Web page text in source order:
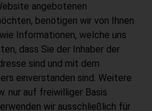
angebotenen
benötigen wir von Ihnen
Informationen, welche uns
dass Sie der Inhaber der
sind und mit dem
einverstanden sind. Weitere
nur auf freiwilliger Basis
wir ausschließlich für